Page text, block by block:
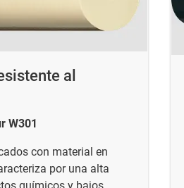
al
W301
con material en
por una alta
químicos y bajos